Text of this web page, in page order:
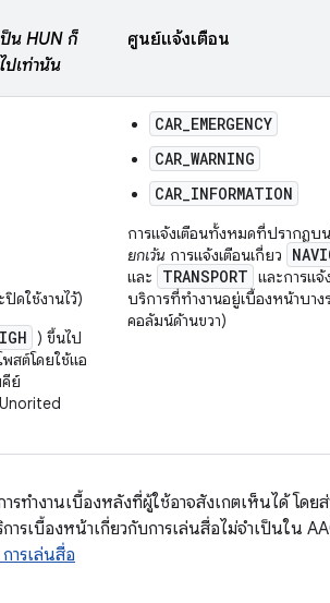
น HUN ก็
เท่านั้น
ศูนย์แจ้งเตือน
ดใช้งานไว้)
) ขึ้นไป
สต์โดยใช้แอ
ย์
CAR_EMERGENCY
CAR_WARNING
CAR_INFORMATION
การแจ้งเตือนทั้งหมดที่ปรากฏบ
ยกเว้น การแจ้งเตือนเกี่ยว
และ TRANSPORT และการแจ้
บริการที่ทำงานอยู่เบื้องหน้าบาง
คอลัมน์ด้านขวา)
รทำงานเบื้องหลังที่ผู้ใช้อาจสังเกตเห็นได้ โด
ารเบื้องหน้าเกี่ยวกับการเล่นสื่อไม่จำเป็นใน
ารเล่นสื่อ